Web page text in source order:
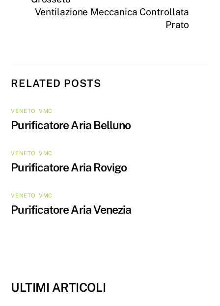
Ventilazione Meccanica Controllata
Prato
RELATED POSTS
VENETO ,VMC
Purificatore Aria Belluno
VENETO ,VMC
Purificatore Aria Rovigo
VENETO ,VMC
Purificatore Aria Venezia
ULTIMI ARTICOLI